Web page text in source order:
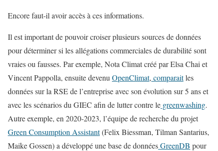
Encore faut-il avoir accès à ces informations.
Il est important de pouvoir croiser plusieurs sources de données
pour déterminer si les allégations commerciales de durabilité sont
vraies ou fausses. Par exemple, Nota Climat créé par Elsa Chai et
Vincent Pappolla, ensuite devenu OpenClimat, comparaitles
données sur la RSE de l’entreprise avec son évolution sur 5 ans et
avec les scénarios du GIEC afin de lutter contre le greenwashing.
Autre exemple, en 2020-2023, l’équipe de recherche du projet
Green Consumption Assistant(Felix Biessman, Tilman Santarius,
Maike Gossen) a développé une base de donnéesGreenDB pour